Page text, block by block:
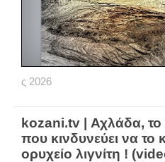
ς 2026
kozani.tv | Αχλάδα,
που κινδυνεύει να το
ορυχείο λιγνίτη !